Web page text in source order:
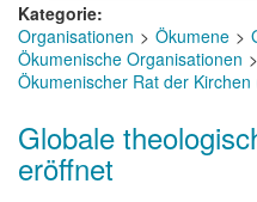
Kategorie
Organisationen
Ökumene
Ökumenische Organisationen
Ökumenischer Rat der Kirchen
Globale
eröffnet